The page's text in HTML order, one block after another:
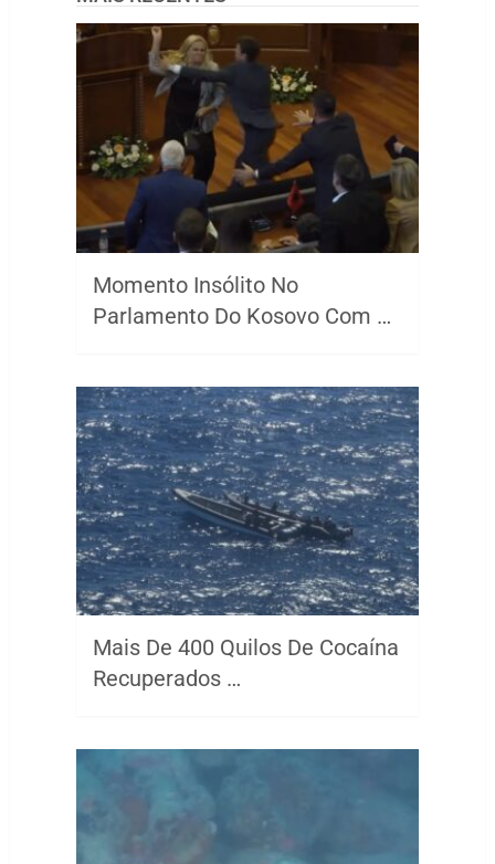
Momento Insólito No
Parlamento Do Kosovo Com …
Mais De 400 Quilos De Cocaína
Recuperados …